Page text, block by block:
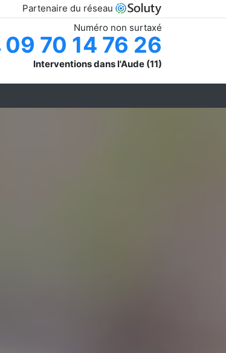
Partenaire du réseau
Numéro non surtaxé
09 70 14 76 26
Interventions dans l'Aude (11)